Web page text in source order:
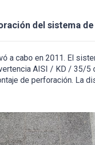
del sistema
a cabo en 2011. El
AISI / KD / 35/5
de perforación.